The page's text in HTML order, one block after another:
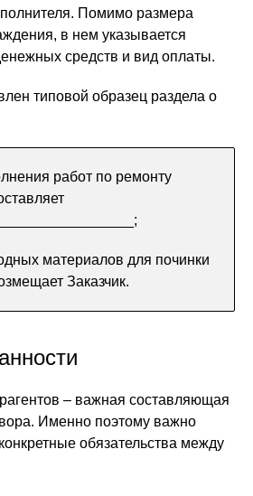
Помимо размера
в нем указывается
средств и вид оплаты.
типовой образец раздела о
работ по ремонту
материалов для починки
Заказчик.
– важная составляющая
Именно поэтому важно
обязательства между